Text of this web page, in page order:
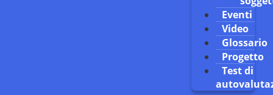
Eventi
Video
Glossario
Progetto
Test di